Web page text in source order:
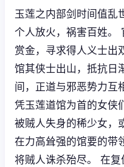
玉莲之内部剑时间值乱
个人放火，祸害百姓。
赏金，寻求得人义士出
馆其侠士出山，抵抗日
间，正道与邪恶势力互
凭玉莲道馆为首的女侠
被贼人失身的稀少女，
在力高耸强的馆要的带
将贼人诛杀殆尽。 在